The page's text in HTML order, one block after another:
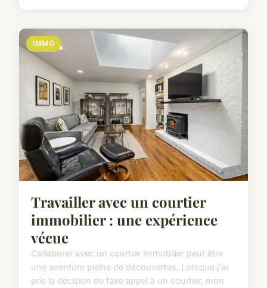
IMMO
Travailler avec un courtier
immobilier : une expérience
vécue
Collaborer avec un courtier immobilier peut être
une aventure pleine de découvertes. Lorsque j'ai
pris la décision de faire appel à un courtier, mon